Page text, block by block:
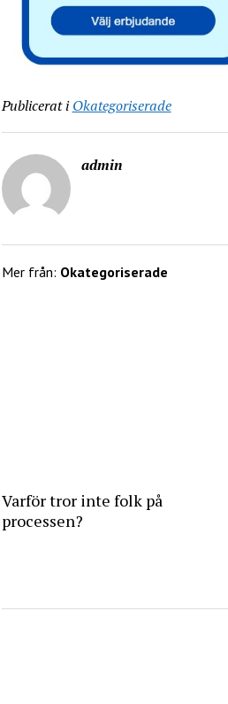
Publicerat i Okategoriserade
admin
Mer från: Okategoriserade
Varför tror inte folk på
processen?